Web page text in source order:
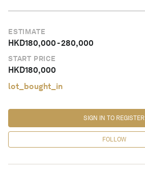
ESTIMATE
HKD180,000-280,000
START PRICE
HKD180,000
lot_bought_in
FOLLOW
SIGN IN TO REGISTER